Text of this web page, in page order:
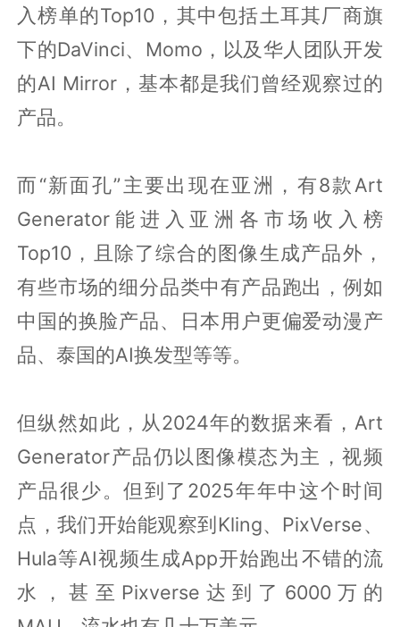
入榜单的Top10，其中包括土耳其厂商旗
下的DaVinci、Momo，以及华人团队开发
的AI Mirror，基本都是我们曾经观察过的
产品。
而“新面孔”主要出现在亚洲，有8款Art
Generator能进入亚洲各市场收入榜
Top10，且除了综合的图像生成产品外，
有些市场的细分品类中有产品跑出，例如
中国的换脸产品、日本用户更偏爱动漫产
品、泰国的AI换发型等等。
但纵然如此，从2024年的数据来看，Art
Generator产品仍以图像模态为主，视频
产品很少。但到了2025年年中这个时间
点，我们开始能观察到Kling、PixVerse、
Hula等AI视频生成App开始跑出不错的流
水，甚至Pixverse达到了6000万的